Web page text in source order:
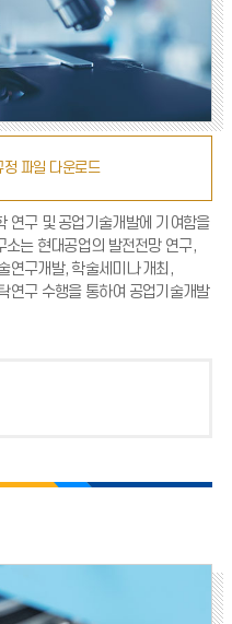
정 파일 다운로드
연구 및 공업기술개발에 기여함을
는 현대공업의 발전전망 연구,
연구개발, 학술세미나 개최,
연구 수행을 통하여 공업기술개발